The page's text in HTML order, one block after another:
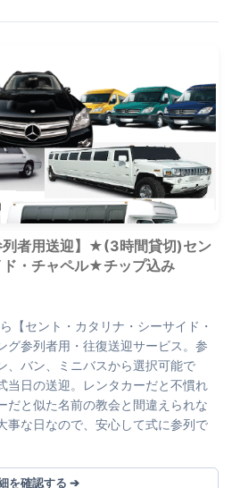
列者用送迎】★(3時間貸切)セン
ド・チャペル★チップ込み
【セント・カタリナ・シーサイド・
グ参列者用・往復送迎サービス。参
、バン、ミニバスから選択可能で
当日の送迎。レンタカーだと不慣れ
だと似た名前の教会と間違えられな
事な日なので、安心して式に参列で
を確認する ➔